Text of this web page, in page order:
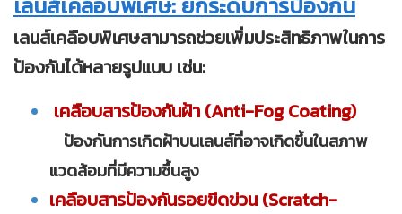
เลนส์เคลือบพิเศษสามารถช่วยเพิ่มประสิทธิภาพในการ
ป้องกันได้หลายรูปแบบ เช่น:
เคลือบสารป้องกันฝ้า (Anti-Fog Coating)
ป้องกันการเกิดฝ้าบนเลนส์ที่อาจเกิดขึ้นในสภาพ
แวดล้อมที่มีความชื้นสูง
เคลือบสารป้องกันรอยขีดข่วน (Scratch-